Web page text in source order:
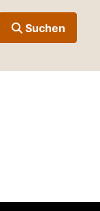
Suchen